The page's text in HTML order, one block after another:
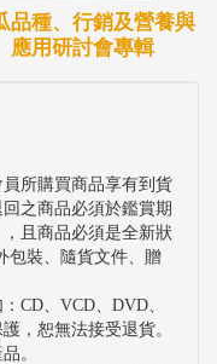
品種、行銷及營養與
應用研討會專輯
所購買商品享有到貨
之商品必須於鑑賞期
且商品必須是全新狀
包裝、隨貨文件、贈
CD、VCD、DVD、
，恕無法接受退貨。
。